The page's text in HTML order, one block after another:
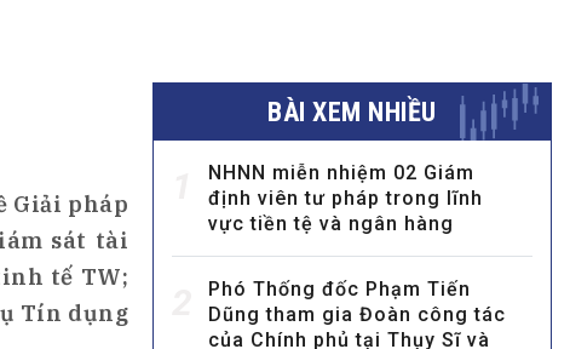
Giải pháp
sát tài
tế TW;
Tín dụng
BÀI XEM NHIỀU
NHNN miễn nhiệm 02 Giám
định viên tư pháp trong lĩnh
vực tiền tệ và ngân hàng
Phó Thống đốc Phạm Tiến
Dũng tham gia Đoàn công tác
của Chính phủ tại Thụy Sĩ và